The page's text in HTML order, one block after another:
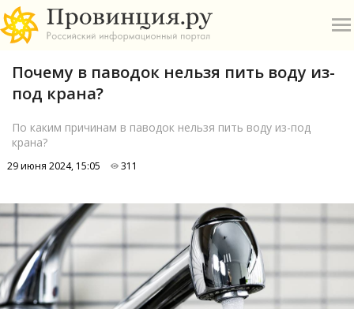
А
Б
П
Почему в паводок нельзя пить воду из-
под крана?
По каким причинам в паводок нельзя пить воду из-под
крана?
29 июня 2024, 15:05 311